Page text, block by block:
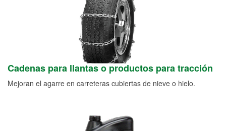
Cadenas para llantas o productos para tracción
Mejoran el agarre en carreteras cubiertas de nieve o hielo.